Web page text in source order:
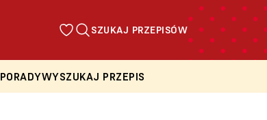
SZUKAJ PRZEPISÓW
PORADYWYSZUKAJ PRZEPIS